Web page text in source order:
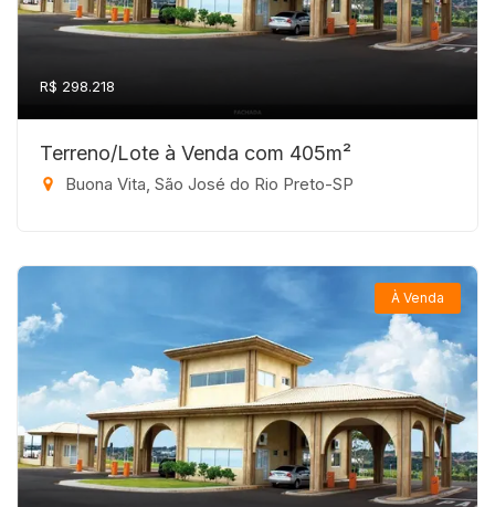
R$ 298.218
Terreno/Lote à Venda com 405m²
Buona Vita, São José do Rio Preto-SP
À Venda